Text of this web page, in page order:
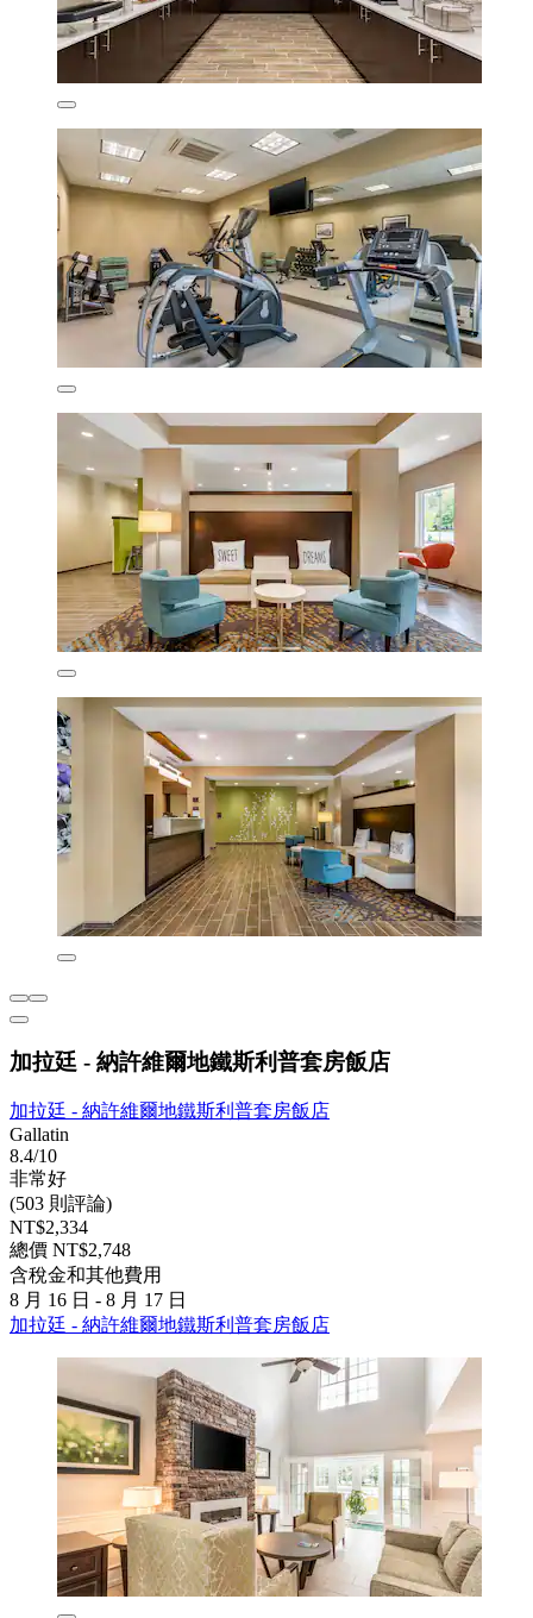
加拉廷 - 納許維爾地鐵斯利普套房飯店
加拉廷 - 納許維爾地鐵斯利普套房飯店
Gallatin
8.4/10
非常好
(503 則評論)
NT$2,334
總價 NT$2,748
含稅金和其他費用
8 月 16 日 - 8 月 17 日
加拉廷 - 納許維爾地鐵斯利普套房飯店